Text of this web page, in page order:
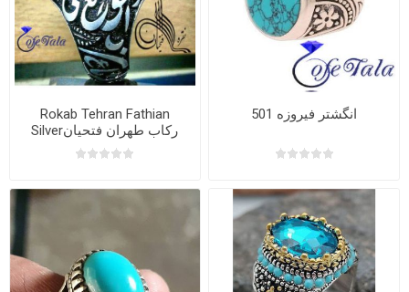
Rokab Tehran Fathian
Silverرکاب طهران فتحیان
نقره
انگشتر فیروزه 501